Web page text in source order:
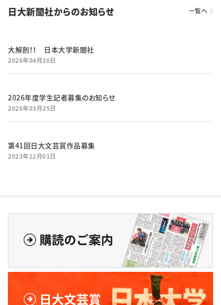
日大新聞社からのお知らせ 一覧へ
大解剖！！ 日本大学新聞社
2026年04月20日
2026年度学生記者募集のお知らせ
2026年03月25日
第41回日大文芸賞作品募集
2023年12月01日